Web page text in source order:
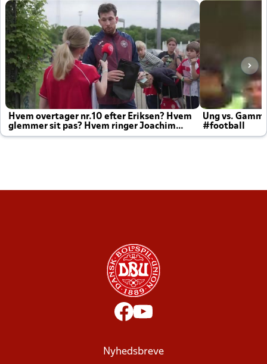
Hvem overtager nr.10 efter Eriksen? Hvem
glemmer sit pas? Hvem ringer Joachim
altid til efter kampe?
Ung vs.
#football
Nyhedsbreve